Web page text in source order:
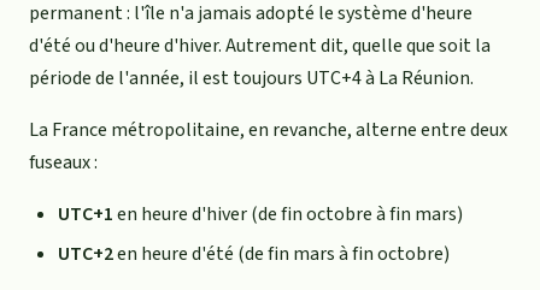
permanent : l'île n'a jamais adopté le système d'heure
d'été ou d'heure d'hiver. Autrement dit, quelle que soit la
période de l'année, il est toujours UTC+4 à La Réunion.
La France métropolitaine, en revanche, alterne entre deux
fuseaux :
UTC+1en heure d'hiver (de fin octobre à fin mars)
UTC+2en heure d'été (de fin mars à fin octobre)